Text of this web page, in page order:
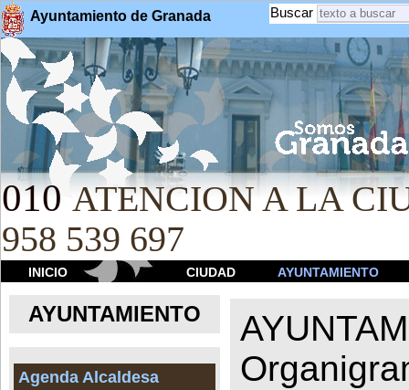
Ayuntamiento de Granada Buscar
010 ATENCION A LA
958 539 697
INICIO CIUDAD AYUNTAMIENTO
AYUNTAMIENTO
Agenda Alcaldesa